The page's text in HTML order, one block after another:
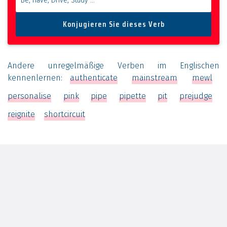
Andere unregelmäßige Verben im Englischen
kennenlernen: authenticate mainstream
mewl
personalise
pink pipe pipette pit
prejudge
reignite
shortcircuit